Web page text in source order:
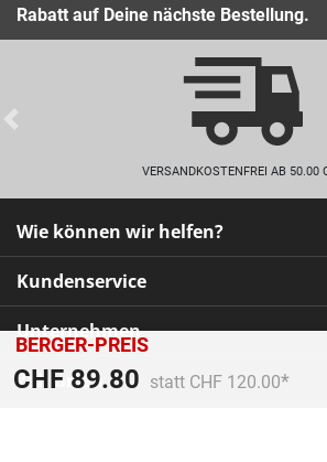
BERGER-PREIS
CHF 89.80 Preis reduziert von
statt CHF 120.00
An
Rabatt auf Deine nächste Bestellung.
VERSANDKOSTENFREI AB 50.00
Previous
Wie können wir helfen?
Kundenservice
Unternehmen
Zahlarten